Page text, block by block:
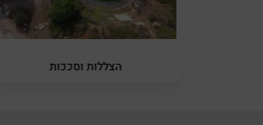
הצללות וסככות